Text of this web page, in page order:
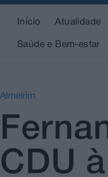
Início Atualidade
Saúde e Bem-estar
Almeirim
CDU